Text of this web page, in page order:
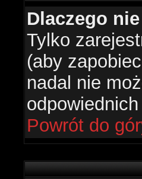
Dlaczego
Tylko
(aby
nadal nie
Powrót do